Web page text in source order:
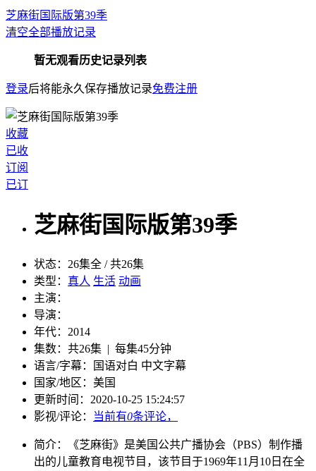
芝麻街国际版第39季
清空全部播放记录
暂无观看历史记录列表
登录后将能永久保存播放记录免费注册
收藏
已收
订阅
已订
芝麻街国际版第39季
状态： 26集全 / 共26集
类型： 真人 生活 动画
主演：
导演：
年代： 2014
集数： 共26集 | 每集45分钟
语言/字幕：
国语对白 中文字幕
国家/地区： 美国
更新时间： 2020-10-25 15:24:57
影视/评论：
当前有0条评论，
简介：
《芝麻街》是美国公共广播协会（PBS）制作播
出的儿童教育电视节目，该节目于1969年11月10日在全